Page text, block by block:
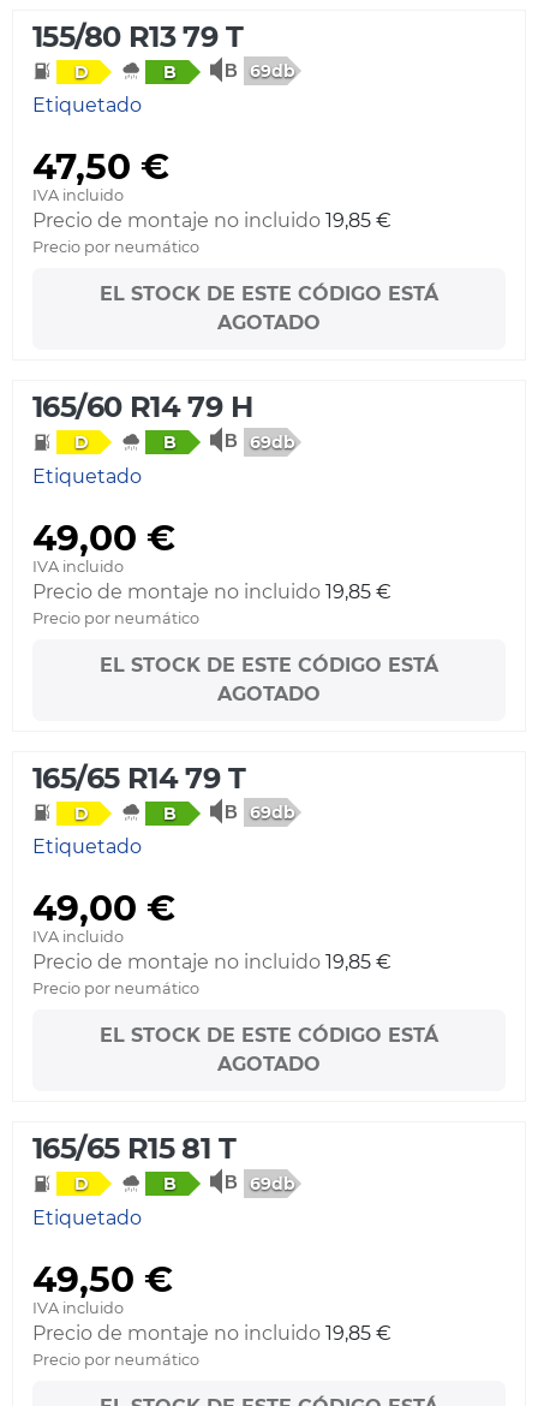
155/80 R13 79 T
D B 69db
Etiquetado
47,50 €
IVA incluido
Precio de montaje no incluido 19,85 €
Precio por neumático
EL STOCK DE ESTE CÓDIGO ESTÁ
AGOTADO
165/60 R14 79 H
D B 69db
Etiquetado
49,00 €
IVA incluido
Precio de montaje no incluido 19,85 €
Precio por neumático
EL STOCK DE ESTE CÓDIGO ESTÁ
AGOTADO
165/65 R14 79 T
D B 69db
Etiquetado
49,00 €
IVA incluido
Precio de montaje no incluido 19,85 €
Precio por neumático
EL STOCK DE ESTE CÓDIGO ESTÁ
AGOTADO
165/65 R15 81 T
D B 69db
Etiquetado
49,50 €
IVA incluido
Precio de montaje no incluido 19,85 €
Precio por neumático